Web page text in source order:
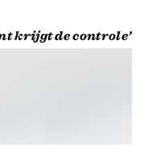
krijgt de controle’